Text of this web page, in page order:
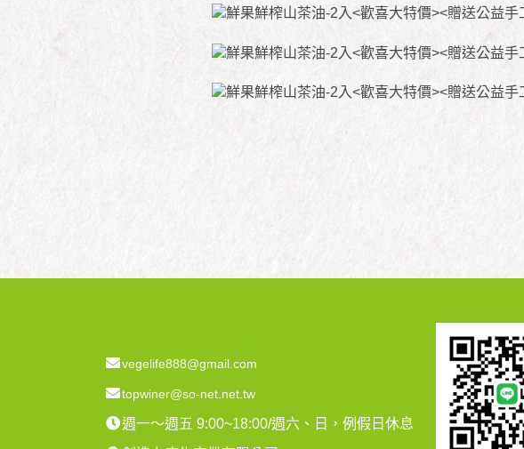
vegelife888@gmail.com
topwiner@so-net.net.tw
週一～週五 9:00~18:00/週六、日，例假日休息